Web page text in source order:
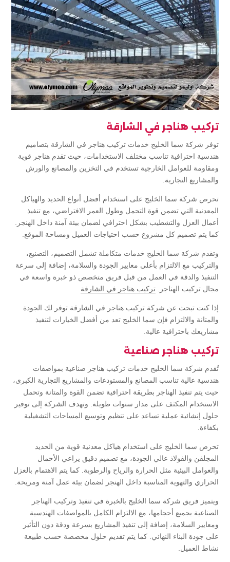
تركيب هناجر في الشارقة
توفر شركة سما الخليج خدمات تركيب هناجر في الشارقة بتصاميم
هندسية احترافية تناسب مختلف الاستخدامات، حيث تقدم هناجر قوية
ومقاومة للعوامل الخارجية تستخدم في التخزين والمصانع والورش
والمشاريع التجارية.
تحرص شركة سما الخليج على استخدام أفضل أنواع الحديد والهياكل
المعدنية التي تضمن قوة التحمل وطول العمر الافتراضي، مع تنفيذ
أعمال العزل والتشطيب بشكل احترافي لضمان بيئة آمنة داخل الهنجر.
كما يتم تصميم كل مشروع حسب احتياجات العميل ومساحة الموقع.
وتقدم شركة سما الخليج خدمات متكاملة تشمل التصميم، التصنيع،
والتركيب مع الالتزام بأعلى معايير الجودة والسلامة، إضافة إلى سرعة
التنفيذ والدقة في العمل من قبل فريق متخصص ذو خبرة واسعة في
مجال تركيب الهناجر. تركيب هناجر في الشارقة
إذا كنت تبحث عن شركة تركيب هناجر في الشارقة توفر لك الجودة
والمتانة والالتزام فإن سما الخليج تعد من أفضل الخيارات لتنفيذ
مشاريعك باحترافية عالية.
تركيب هناجر صناعية
تُقدم شركة سما الخليج خدمات تركيب هناجر صناعية بمواصفات
هندسية عالية تناسب المصانع والمستودعات والمشاريع التجارية الكبرى،
حيث يتم تنفيذ الهناجر بطريقة احترافية تضمن القوة والمتانة وتحمل
الاستخدام المكثف على مدار سنوات طويلة. وتهدف الشركة إلى توفير
حلول إنشائية عملية تساعد على تنظيم وتوسيع المساحات التشغيلية
بكفاءة.
تحرص سما الخليج على استخدام هياكل معدنية قوية من الحديد
المجلفن والفولاذ عالي الجودة، مع تصميم دقيق يراعي الأحمال
والعوامل البيئية مثل الحرارة والرياح والرطوبة. كما يتم الاهتمام بالعزل
الحراري والتهوية المناسبة داخل الهنجر لضمان بيئة عمل آمنة ومريحة.
ويتميز فريق شركة سما الخليج بالخبرة في تنفيذ وتركيب الهناجر
الصناعية بجميع أحجامها، مع الالتزام الكامل بالمواصفات الهندسية
ومعايير السلامة، إضافة إلى تنفيذ المشاريع بسرعة ودقة دون التأثير
على جودة البناء النهائي. كما يتم تقديم حلول مخصصة حسب طبيعة
نشاط العميل.